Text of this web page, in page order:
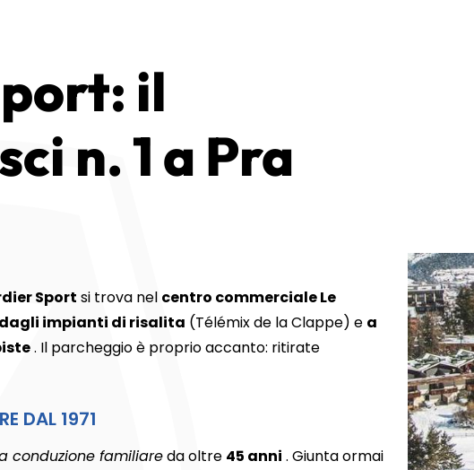
il
n. 1 a Pra
Sport si trova nel centro commerciale Le
impianti di risalita (Télémix de la Clappe) e a
. Il parcheggio è proprio accanto: ritirate
DAL 1971
conduzione familiareda oltre 45 anni . Giunta ormai